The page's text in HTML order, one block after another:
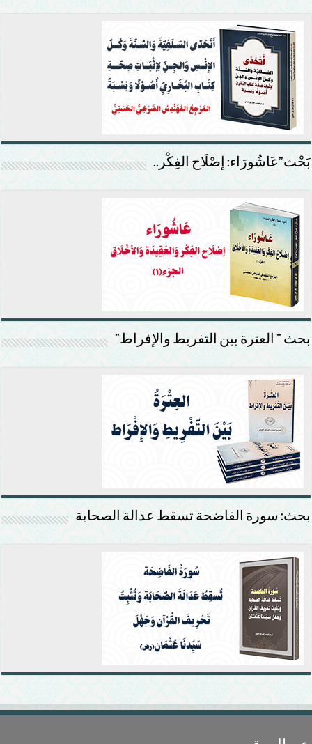
بَحْث”عَاشُورَاء: إصْلَاح الفِكْر..
بحث ” العترة بين التفريط والإفراط”
بحث: سورة الفاضحة تسقط عدالة الصحابة